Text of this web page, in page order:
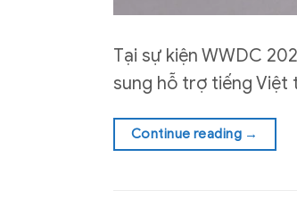
Tại sự kiện WWDC
sung hỗ trợ tiếng Việt
Continue reading →